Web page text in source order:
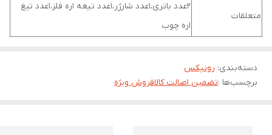
متعلقات
2عدد باتری،1عدد شارژر،1عدد تیغه اره فلز،1عدد تیغ
اره چوب
دسته‌بندی: رونیکس
برچسب‌ها :تضمین اصالت کالافروش ویژه